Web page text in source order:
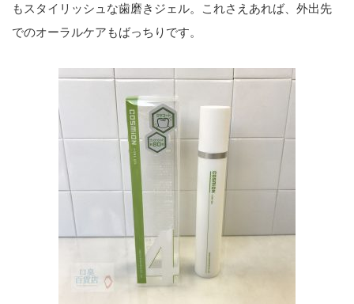
もスタイリッシュな歯磨きジェル。これさえあれば、外出先
でのオーラルケアもばっちりです。